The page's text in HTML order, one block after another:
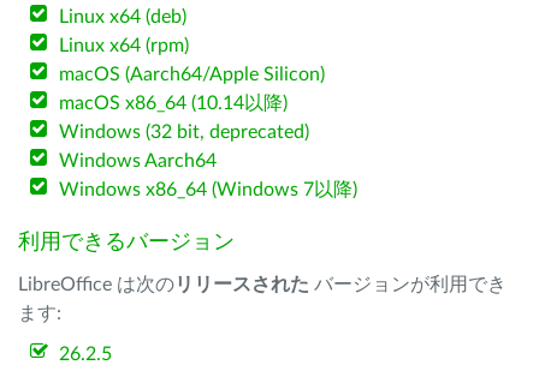
Linux x64 (deb)
Linux x64 (rpm)
macOS (Aarch64/Apple Silicon)
macOS x86_64 (10.14以降)
Windows (32 bit, deprecated)
Windows Aarch64
Windows x86_64 (Windows 7以降)
利用できるバージョン
LibreOffice は次のリリースされた バージョンが利用でき
ます:
26.2.5